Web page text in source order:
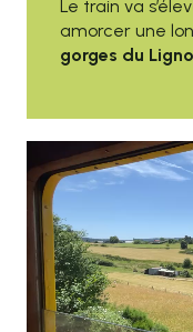
Le train va
amorcer une
gorges du